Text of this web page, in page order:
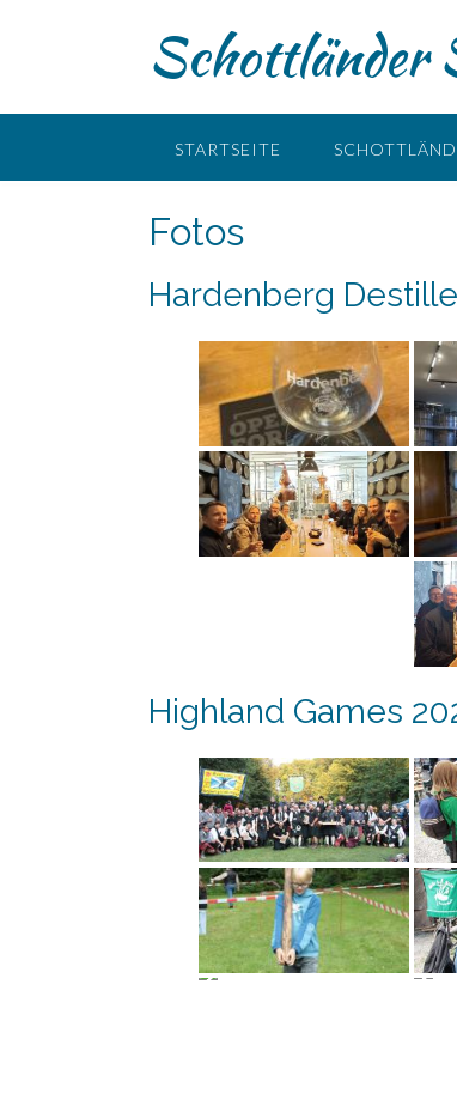
Schottländer
STARTSEITE
Fotos
Hardenberg
Highland Games